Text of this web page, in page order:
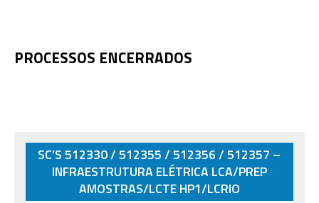
PROCESSOS ENCERRADOS
SC’S 512330 / 512355 / 512356 / 512357 –
INFRAESTRUTURA ELÉTRICA LCA/PREP
AMOSTRAS/LCTE HP1/LCRIO